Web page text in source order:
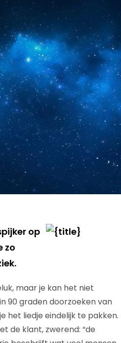
op
zo
maar je kan het niet
90 graden doorzoeken van
het liedje eindelijk te pakken.
de klant, zwerend: “de